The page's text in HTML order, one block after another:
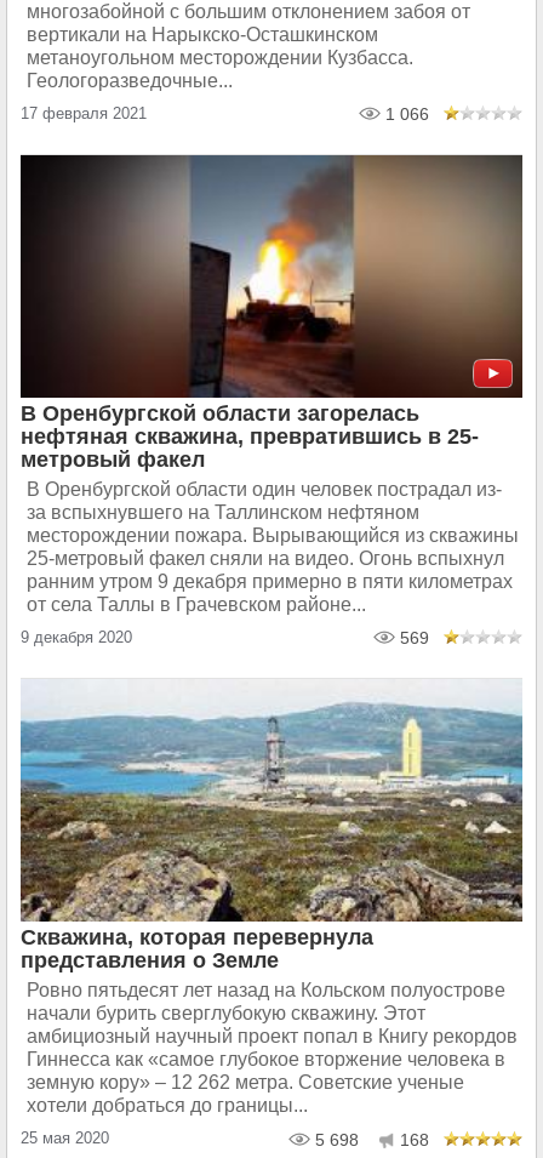
многозабойной с большим отклонением забоя от
вертикали на Нарыкско-Осташкинском
метаноугольном месторождении Кузбасса.
Геологоразведочные...
17 февраля 2021 1 066
В Оренбургской области загорелась
нефтяная скважина, превратившись в 25-
метровый факел
В Оренбургской области один человек пострадал из-
за вспыхнувшего на Таллинском нефтяном
месторождении пожара. Вырывающийся из скважины
25-метровый факел сняли на видео. Огонь вспыхнул
ранним утром 9 декабря примерно в пяти километрах
от села Таллы в Грачевском районе...
9 декабря 2020 569
Скважина, которая перевернула
представления о Земле
Ровно пятьдесят лет назад на Кольском полуострове
начали бурить сверглубокую скважину. Этот
амбициозный научный проект попал в Книгу рекордов
Гиннесса как «самое глубокое вторжение человека в
земную кору» – 12 262 метра. Советские ученые
хотели добраться до границы...
25 мая 2020 5 698 168